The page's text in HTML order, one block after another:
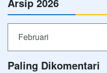
Februari
Paling Dikomentari